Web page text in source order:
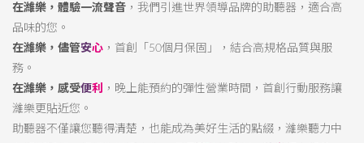
在濰樂，體驗一流聲音 ，我們引進世界領導品牌的助聽器，適合高
品味的您。
在濰樂，儘管安心 ，首創「50個月保固」，結合高規格品質與服
務。
在濰樂，感受便利 ，晚上能預約的彈性營業時間，首創行動服務讓
濰樂更貼近您。
助聽器不僅讓您聽得清楚，也能成為美好生活的點綴，濰樂聽力中